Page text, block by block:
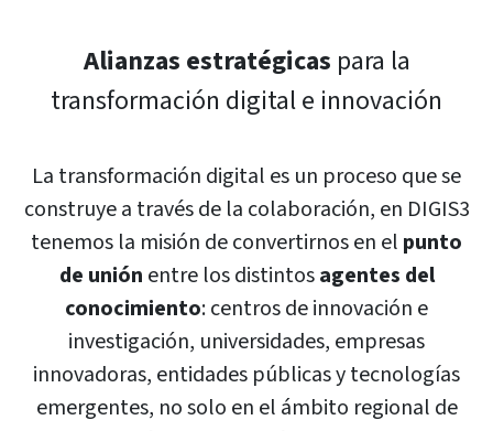
Alianzas estratégicas para la
transformación digital e innovación
La transformación digital es un proceso que se
construye a través de la colaboración, en DIGIS3
tenemos la misión de convertirnos en el punto
de unión entre los distintosagentes del
conocimiento: centros de innovación e
investigación, universidades, empresas
innovadoras, entidades públicas y tecnologías
emergentes, no solo en el ámbito regional de